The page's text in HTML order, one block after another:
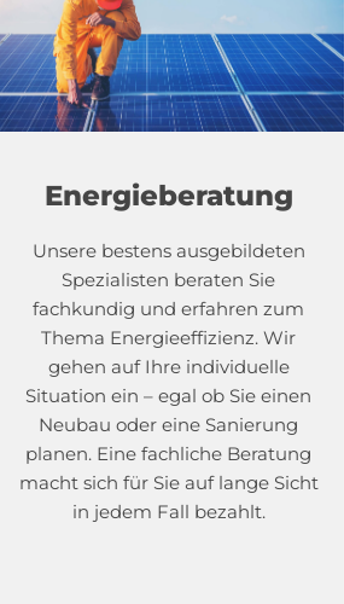
Energieberatung
Unsere bestens ausgebildeten
Spezialisten beraten Sie
fachkundig und erfahren zum
Thema Energieeffizienz. Wir
gehen auf Ihre individuelle
Situation ein – egal ob Sie einen
Neubau oder eine Sanierung
planen. Eine fachliche Beratung
macht sich für Sie auf lange Sicht
in jedem Fall bezahlt.